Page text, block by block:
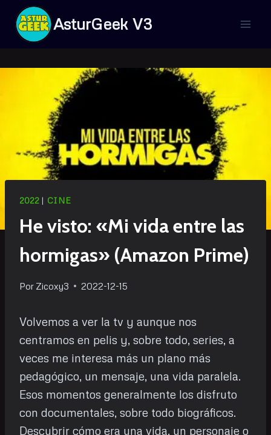
Saltar
contenido
AsturGeek V3
2022| CINE
He visto: «Mi vida entre las
hormigas» (Amazon Prime)
Por Zicoxy3 2022-12-15
Volvemos a ver la tv y aunque nos
centramos en pelis y, sobre todo, series, a
veces me interesa más un plano más
pedagógico, un mensaje, una vida paralela.
Esos momentos generalmente los disfruto
con documentales, sobre todo biográficos.
Descubrir cómo era una vida, un personaje o